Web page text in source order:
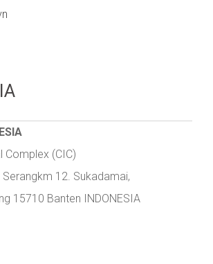
Complex (CIC)
Serangkm 12. Sukadamai,
15710 Banten INDONESIA